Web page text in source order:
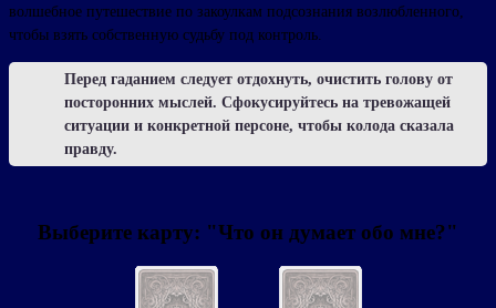
волшебное путешествие по закоулкам подсознания возлюбленного,
чтобы взять собственную судьбу под контроль.
Перед гаданием следует отдохнуть, очистить голову от
посторонних мыслей. Сфокусируйтесь на тревожащей
ситуации и конкретной персоне, чтобы колода сказала
правду.
Выберите карту: "Что он думает обо мне?"